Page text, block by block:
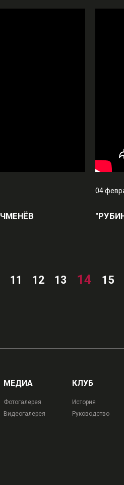
04
11 12 13 14 15
МЕДИА
Фотогалерея
Видеогалерея
КЛУБ
История
Руководство